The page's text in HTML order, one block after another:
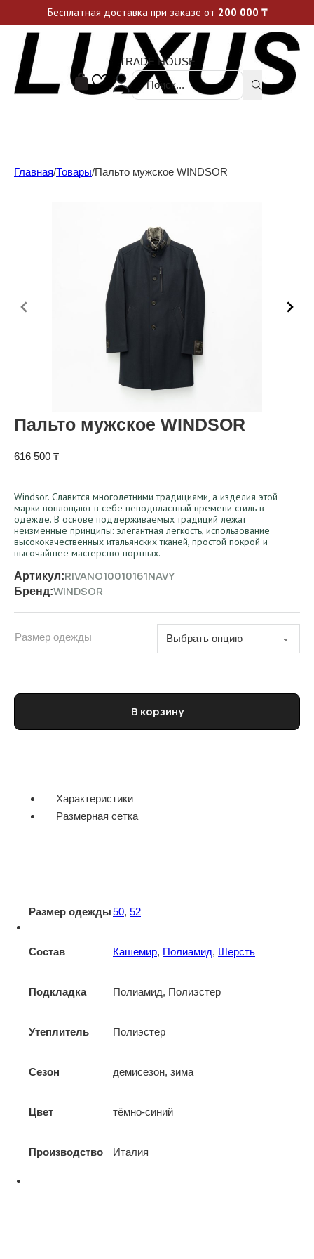
Уникальные акции и спецпредложения каждую неделю, не пропусти свой шанс
TRADE HOUSE
Поиск ...
Главная/Товары/Пальто мужское WINDSOR
Пальто мужское WINDSOR
616 500 ₸
Windsor. Славится многолетними традициями, а изделия этой
марки воплощают в себе неподвластный времени стиль в
одежде. В основе поддерживаемых традиций лежат
неизменные принципы: элегантная легкость, использование
высококачественных итальянских тканей, простой покрой и
высочайшее мастерство портных.
Артикул:RIVANO10010161NAVY
Бренд:WINDSOR
Размер одежды
Количество товара Пальто мужское WINDSOR
В корзину
Характеристики
Размерная сетка
Размер одежды50, 52
Состав Кашемир, Полиамид, Шерсть
Подкладка Полиамид, Полиэстер
Утеплитель Полиэстер
Сезон демисезон, зима
Цвет тёмно-синий
Производство Италия
Бесплатная доставка при заказе от 200 000 ₸